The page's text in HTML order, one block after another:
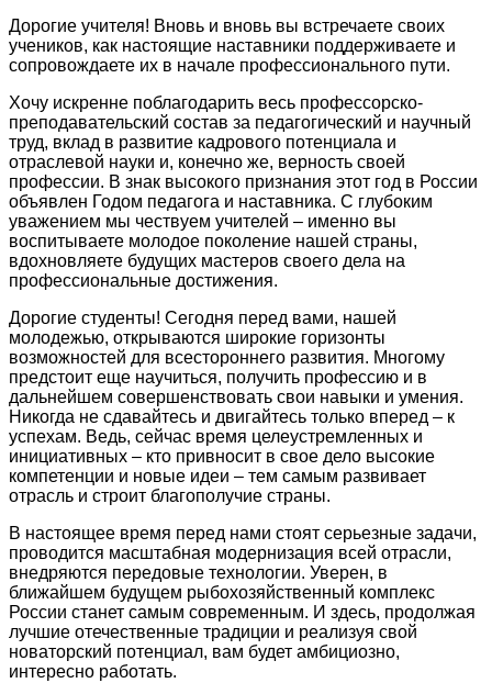
Дорогие учителя! Вновь и вновь вы встречаете своих
учеников, как настоящие наставники поддерживаете и
сопровождаете их в начале профессионального пути.
Хочу искренне поблагодарить весь профессорско-
преподавательский состав за педагогический и научный
труд, вклад в развитие кадрового потенциала и
отраслевой науки и, конечно же, верность своей
профессии. В знак высокого признания этот год в России
объявлен Годом педагога и наставника. С глубоким
уважением мы чествуем учителей – именно вы
воспитываете молодое поколение нашей страны,
вдохновляете будущих мастеров своего дела на
профессиональные достижения.
Дорогие студенты! Сегодня перед вами, нашей
молодежью, открываются широкие горизонты
возможностей для всестороннего развития. Многому
предстоит еще научиться, получить профессию и в
дальнейшем совершенствовать свои навыки и умения.
Никогда не сдавайтесь и двигайтесь только вперед – к
успехам. Ведь, сейчас время целеустремленных и
инициативных – кто привносит в свое дело высокие
компетенции и новые идеи – тем самым развивает
отрасль и строит благополучие страны.
В настоящее время перед нами стоят серьезные задачи,
проводится масштабная модернизация всей отрасли,
внедряются передовые технологии. Уверен, в
ближайшем будущем рыбохозяйственный комплекс
России станет самым современным. И здесь, продолжая
лучшие отечественные традиции и реализуя свой
новаторский потенциал, вам будет амбициозно,
интересно работать.